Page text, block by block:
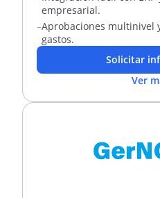
empresarial.
–Aprobaciones multinivel
gastos.
Solicitar
Ver